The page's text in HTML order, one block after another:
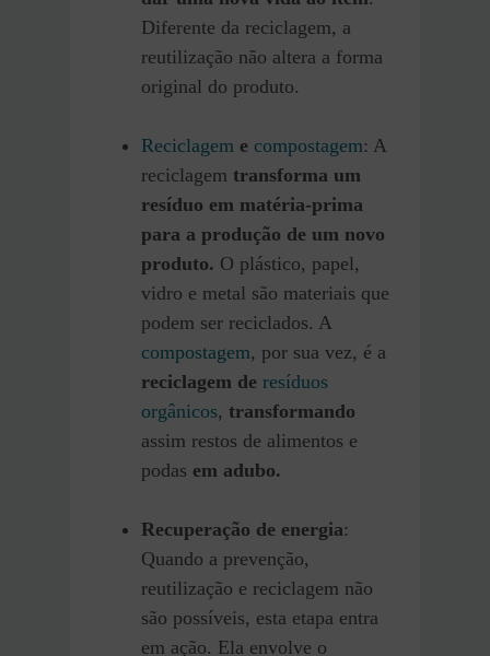
Diferente da reciclagem, a
reutilização não altera a forma
original do produto.
Reciclagem e compostagem: A
reciclagem transforma um
resíduo em matéria-prima
para a produção de um novo
produto. O plástico, papel,
vidro e metal são materiais que
podem ser reciclados. A
compostagem, por sua vez, é a
reciclagem de resíduos
orgânicos, transformando
assim restos de alimentos e
podas em adubo.
Recuperação de energia:
Quando a prevenção,
reutilização e reciclagem não
são possíveis, esta etapa entra
em ação. Ela envolve o